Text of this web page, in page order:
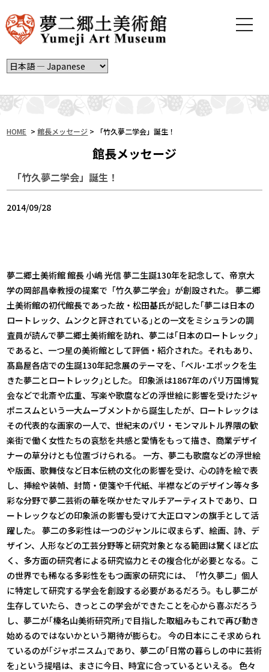
t
n
o
HOME >館長メッセージ > 「竹久夢二学会」誕生！
館長メッセージ
「竹久夢二学会」誕生！
2014/09/28
夢二郷土美術館 館長 小嶋 光信 夢二生誕130年を記念して、帝京大
学の岡部昌幸教授の提案で「竹久夢二学会」が創設された。 夢二郷
土美術館の初代館長であった故・松田基氏が記した｢夢二は日本の
ロートレック、ムンクと評されている｣との一文をミシュランの調
査員が読んで夢二郷土美術館を訪れ、夢二は｢日本のロートレック｣
であると、一つ星の美術館として評価・紹介された。それもあり、
髙島屋各店での生誕130年記念展のテーマを、｢ベル･エポックを生
きた夢二とロートレック｣とした。 印象派は1867年のパリ万国博覧
会などで北斎や広重、写楽や歌麿などの浮世絵に影響を受けたジャ
ポニスムという一大ムーブメントから誕生したが、ロートレックは
その代表的な画家の一人で、世紀末のパリ・モンマルトル界隈の歓
楽街で働く女性たちの哀愁を共感と愛情をもって描き、商業デザイ
ナーの草分けとも位置づけられる。 一方、夢二も歌麿などの浮世絵
や版画、歌舞伎など日本伝統の文化の影響を受け、心の詩を絵で表
し、挿絵や装幀、封筒・便箋や千代紙、半襟などのデザイン等々多
彩な分野で夢二芸術の華を咲かせたマルチアーティストであり、ロ
ートレックなどの印象派の影響も受けて大正ロマンの旗手として活
躍した。 夢二の多彩性は一つのジャンルに収まらず、絵画、詩、デ
ザイン、人形などの工芸分野等と研究対象となる範囲は驚くほど広
く、多方面の研究者による研究協力とその複合化が必要となる。こ
の世界でも稀なる多彩性をもつ画家の研究には、「竹久夢二」個人
に特定して研究する学会を創設する必要があるだろう。もし夢二が
生存していたら、きっとこの学会ができたことを心から喜ぶだろう
し、夢二が｢榛名山美術研究所｣で目指した取組みもこれで再び動き
始めるのではないかという期待が膨らむ。 今の日本にこそ求められ
ているのが｢ジャポニスム｣であり、夢二の｢日常の暮らしの中に芸術
を｣という提唱は、まさに今日、時宜に合っているといえる。 色々